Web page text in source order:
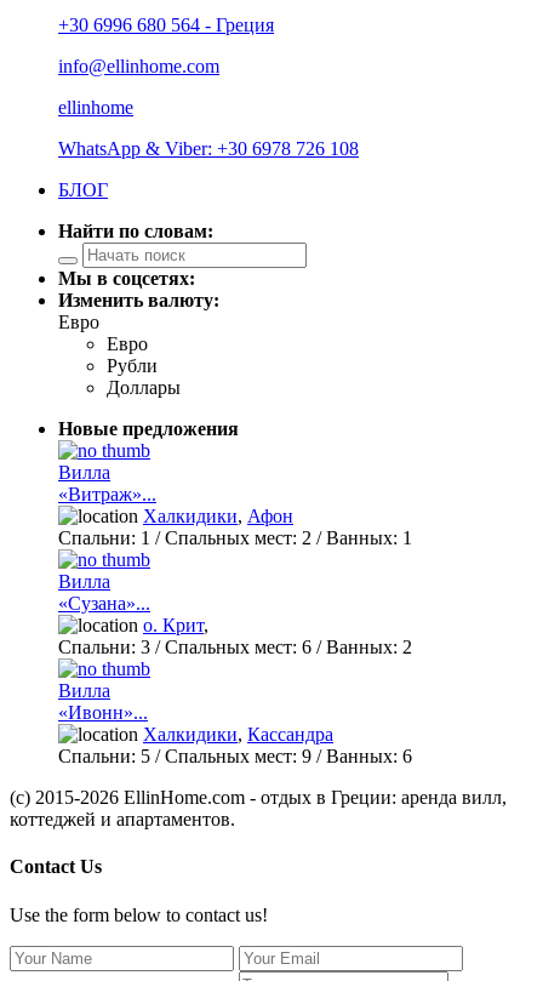
+30 6996 680 564 - Греция
info@ellinhome.com
ellinhome
WhatsApp & Viber: +30 6978 726 108
БЛОГ
Найти по словам:
Мы в соцсетях:
Изменить валюту:
Евро
Евро
Рубли
Доллары
Новые предложения
Вилла
«Витраж»...
Халкидики, Афон
Спальни: 1 / Спальных мест: 2 /Ванных: 1
Вилла
«Сузана»...
о. Крит,
Спальни: 3 / Спальных мест: 6 /Ванных: 2
Вилла
«Ивонн»...
Халкидики, Кассандра
Спальни: 5 / Спальных мест: 9 /Ванных: 6
(c) 2015-2026 EllinHome.com - отдых в Греции: аренда вилл,
коттеджей и апартаментов.
Contact Us
Use the form below to contact us!